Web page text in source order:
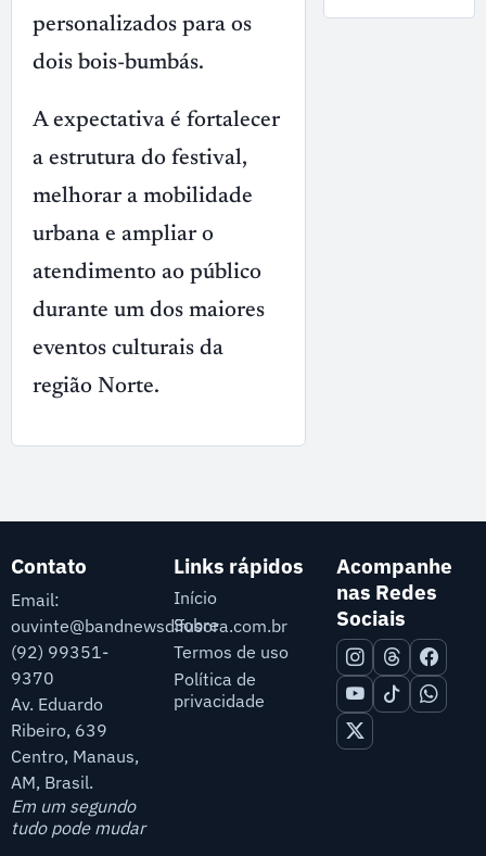
personalizados para os
dois bois-bumbás.
A expectativa é fortalecer
a estrutura do festival,
melhorar a mobilidade
urbana e ampliar o
atendimento ao público
durante um dos maiores
eventos culturais da
região Norte.
Contato
Email:
ouvinte@bandnewsdifusora.com.br
(92) 99351-
9370
Av. Eduardo
Ribeiro, 639
Centro, Manaus,
AM, Brasil.
Em um segundo
tudo pode mudar
Links rápidos
Início
Sobre
Termos de uso
Política de
privacidade
Acompanhe
nas Redes
Sociais